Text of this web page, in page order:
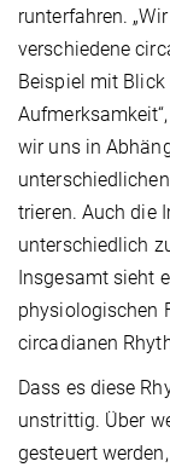
runterfahren.
verschiedene
Beispiel mit Blick
wir uns in
trieren. Auch die
unterschiedlich
Insgesamt sieht
physiologischen
circadianen
Dass es diese
unstrittig. Über
gesteuert